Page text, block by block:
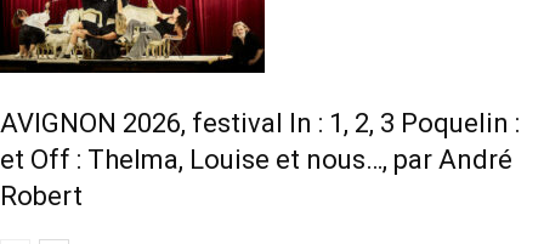
AVIGNON 2026, festival In : 1, 2, 3 Poquelin :
et Off : Thelma, Louise et nous…, par André
Robert